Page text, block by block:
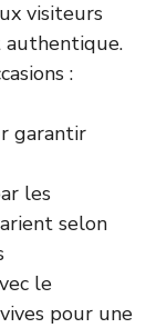
visiteurs
authentique.
:
garantir
les
selon
le
pour une